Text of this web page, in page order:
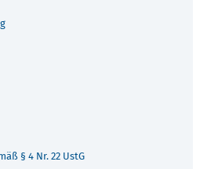
§ 4 Nr. 22 UstG